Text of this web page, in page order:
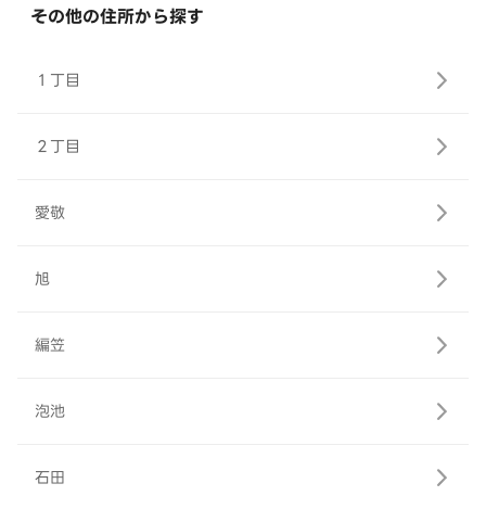
その他の住所から探す
１丁目
２丁目
愛敬
旭
編笠
泡池
石田